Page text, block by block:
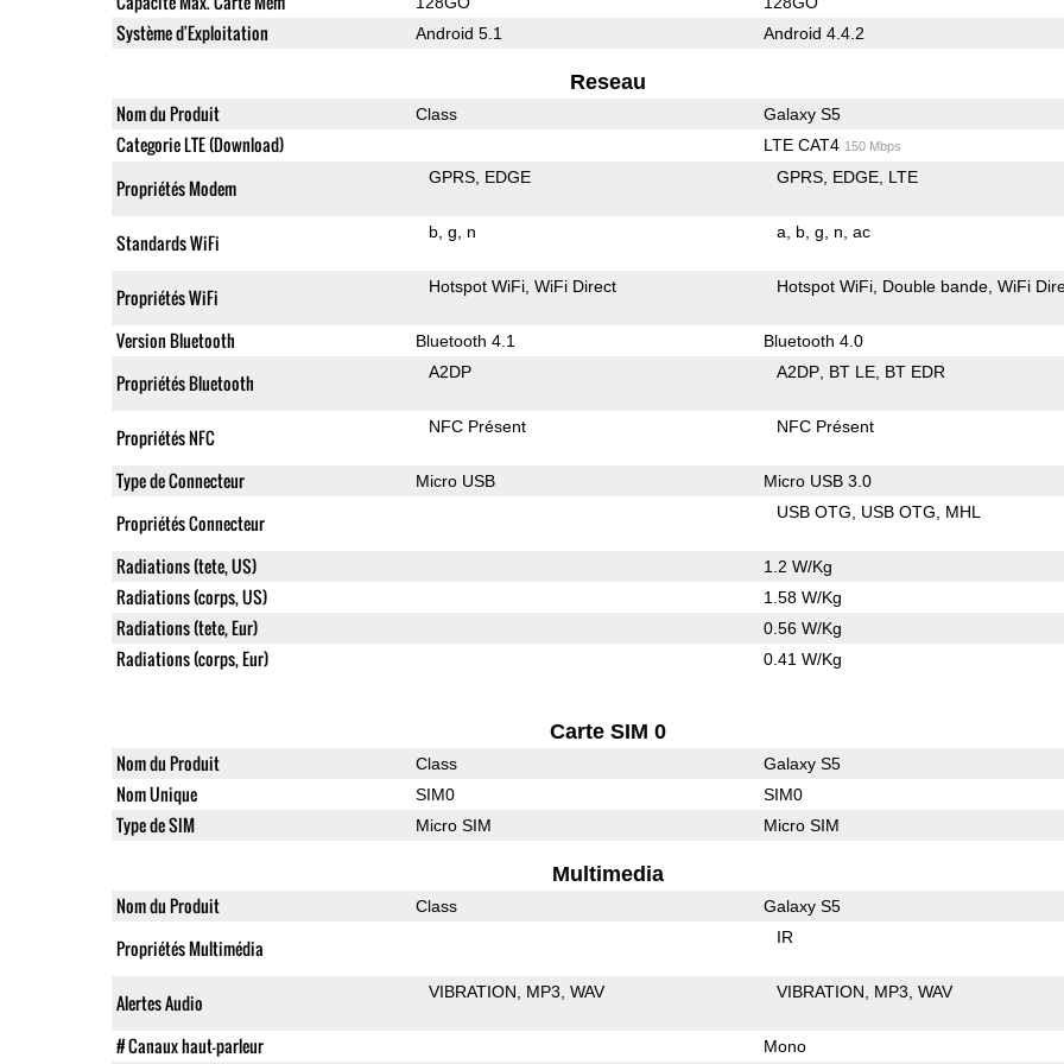
Système d'Exploitation Android 5.1 Android 4.4.2
Reseau
Nom du Produit Class Galaxy S5
Categorie LTE (Download) LTE CAT4 150 Mbps
Propriétés Modem GPRS EDGE GPRS EDGE LTE
Standards WiFi b g n a b g n ac
Propriétés WiFi Hotspot WiFi WiFi Direct Hotspot WiFi Double bande WiFi
Version Bluetooth Bluetooth 4.1 Bluetooth 4.0
Propriétés Bluetooth A2DP A2DP BT LE BT EDR
Propriétés NFC NFC Présent NFC Présent
Type de Connecteur Micro USB Micro USB 3.0
Propriétés Connecteur USB OTG USB OTG MHL
Radiations (tete, US) 1.2 W/Kg
Radiations (corps, US) 1.58 W/Kg
Radiations (tete, Eur) 0.56 W/Kg
Radiations (corps, Eur) 0.41 W/Kg
Carte SIM 0
Nom du Produit Class Galaxy S5
Nom Unique SIM0 SIM0
Type de SIM Micro SIM Micro SIM
Multimedia
Nom du Produit Class Galaxy S5
Propriétés Multimédia IR
Alertes Audio VIBRATION MP3 WAV VIBRATION MP3 WAV
# Canaux haut-parleur Mono